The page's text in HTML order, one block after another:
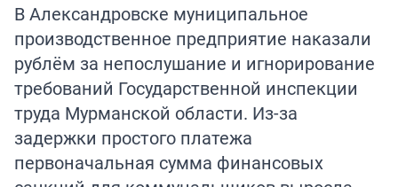
В Александровске муниципальное
производственное предприятие наказали
рублём за непослушание и игнорирование
требований Государственной инспекции
труда Мурманской области. Из-за
задержки простого платежа
первоначальная сумма финансовых